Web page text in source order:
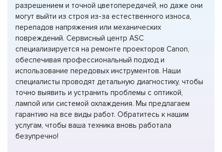
разрешением и точной цветопередачей, но даже они
могут выйти из строя из-за естественного износа,
перепадов напряжения или механических
повреждений. Сервисный центр ASC
специализируется на ремонте проекторов Canon,
обеспечивая профессиональный подход и
использование передовых инструментов. Наши
специалисты проводят детальную диагностику, чтобы
точно выявить и устранить проблемы с оптикой,
лампой или системой охлаждения. Мы предлагаем
гарантию на все виды работ. Обратитесь к нашим
услугам, чтобы ваша техника вновь работала
безупречно!